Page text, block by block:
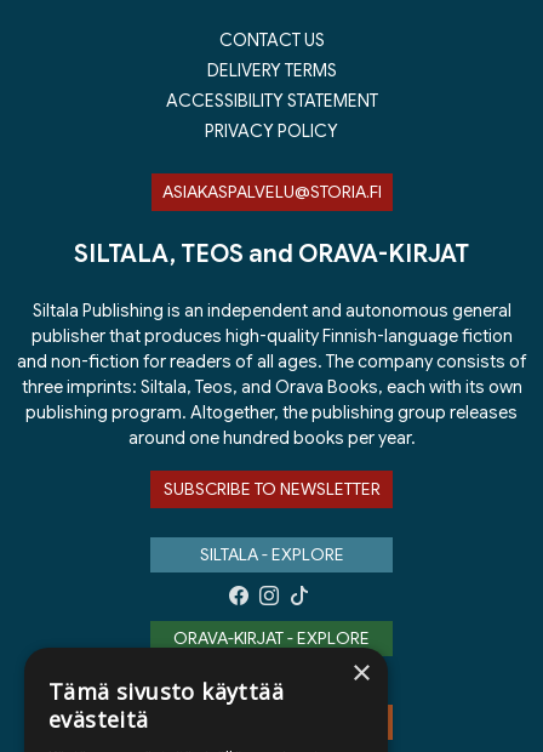
CONTACT US
DELIVERY TERMS
ACCESSIBILITY STATEMENT
PRIVACY POLICY
ASIAKASPALVELU@STORIA.FI
SILTALA, TEOS and ORAVA-KIRJAT
Siltala Publishing is an independent and autonomous general
publisher that produces high-quality Finnish-language fiction
and non-fiction for readers of all ages. The company consists of
three imprints: Siltala, Teos, and Orava Books, each with its own
publishing program. Altogether, the publishing group releases
around one hundred books per year.
SUBSCRIBE TO NEWSLETTER
SILTALA - EXPLORE
ORAVA-KIRJAT - EXPLORE
×
Tämä sivusto käyttää
evästeitä